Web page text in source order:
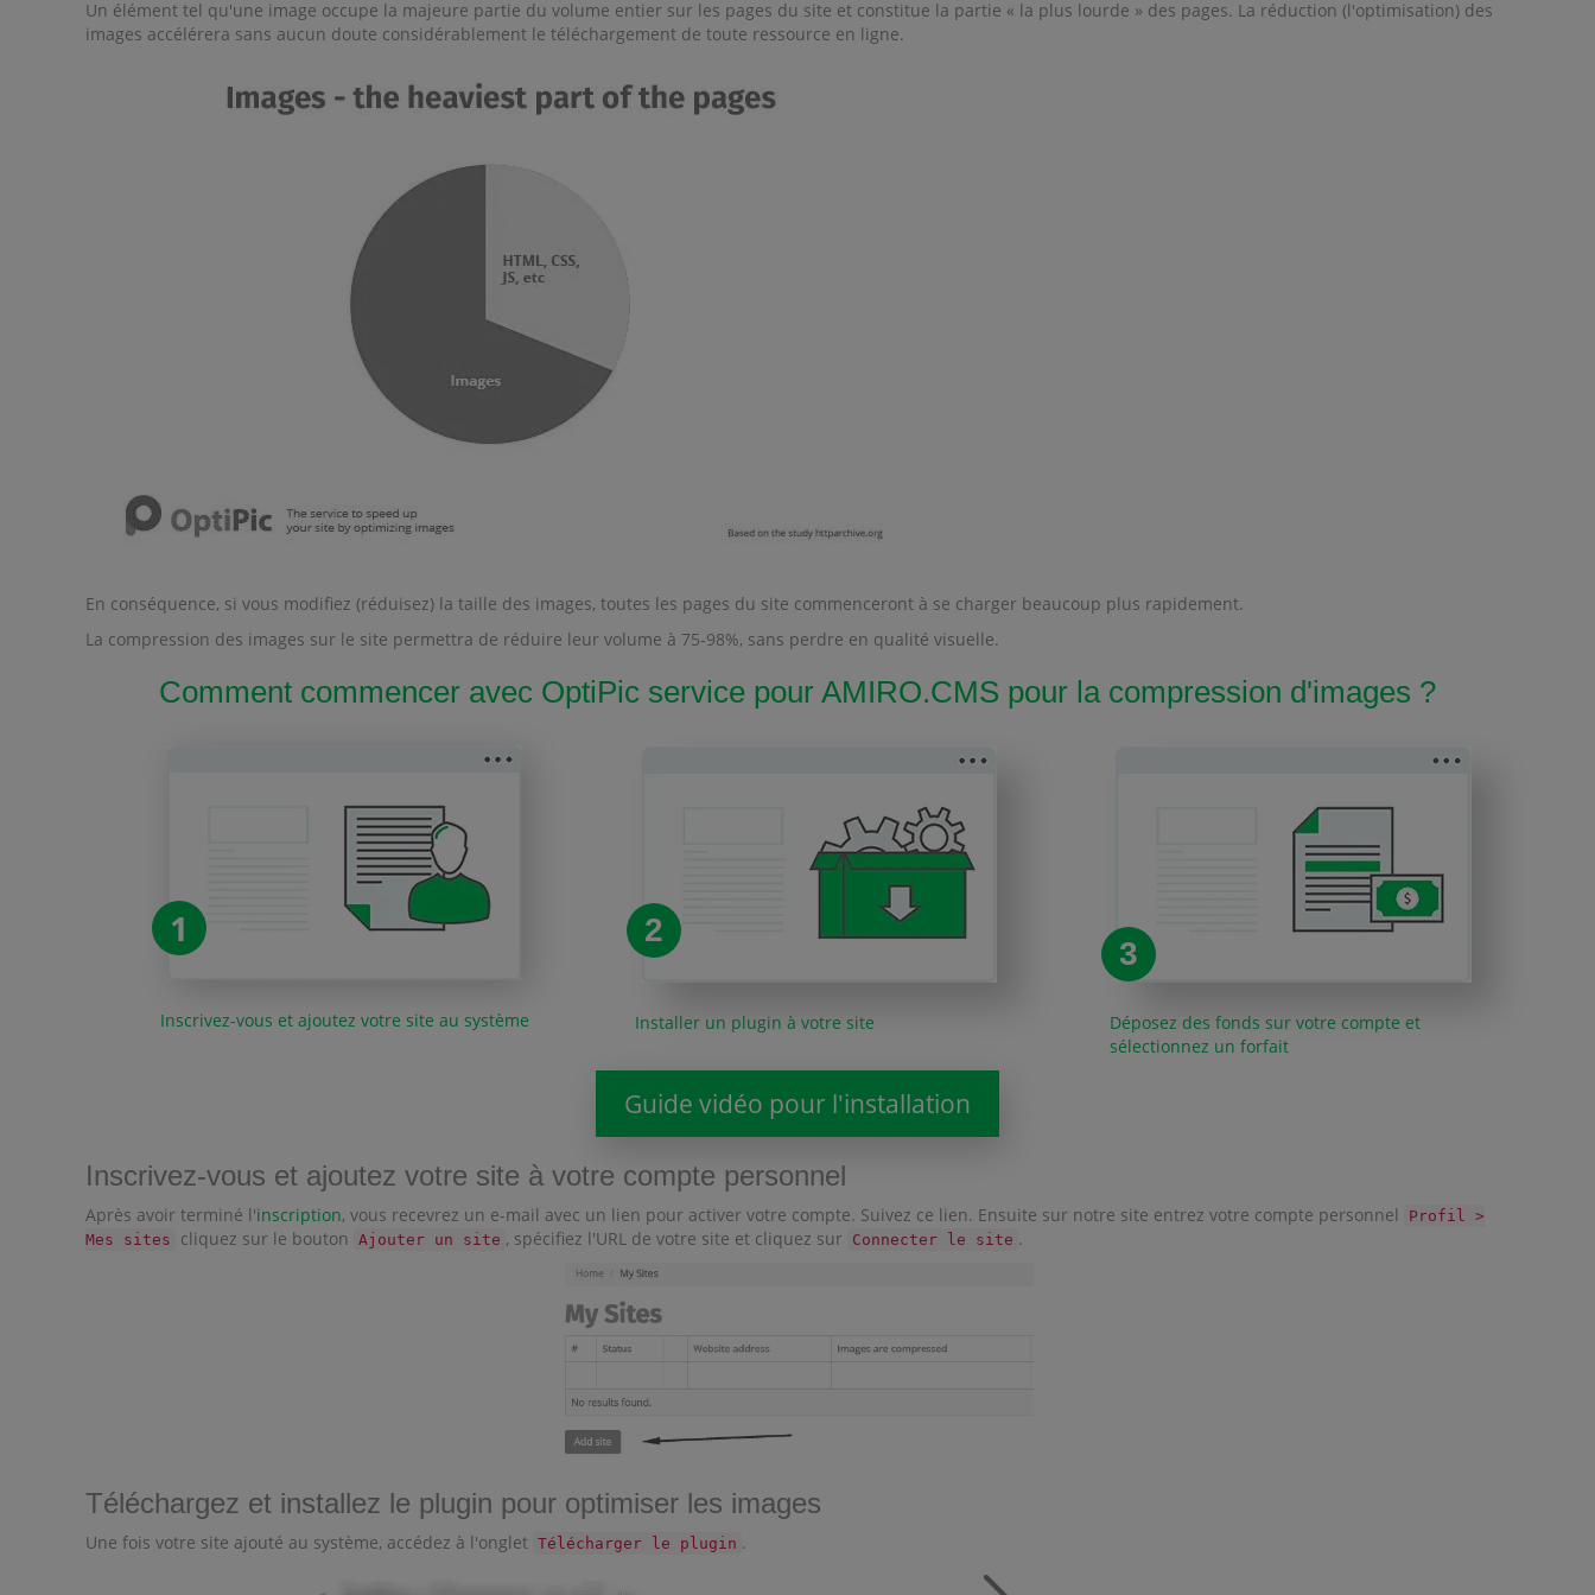
Un élément tel qu'une image occupe la majeure partie du volume entier sur les pages du site et constitue la partie « la plus lourde » des pages. La réduction (l'optimisation) des
images accélérera sans aucun doute considérablement le téléchargement de toute ressource en ligne.
En conséquence, si vous modifiez (réduisez) la taille des images, toutes les pages du site commenceront à se charger beaucoup plus rapidement.
La compression des images sur le site permettra de réduire leur volume à 75-98%, sans perdre en qualité visuelle.
Comment commencer avec OptiPic service pour AMIRO.CMS pour la compression d'images ?
1
Inscrivez-vous et ajoutez votre site au système
2
Installer un plugin à votre site
3
Déposez des fonds sur votre compte et
sélectionnez un forfait
Guide vidéo pour l'installation
Inscrivez-vous et ajoutez votre site à votre compte personnel
Après avoir terminé l'inscription, vous recevrez un e-mail avec un lien pour activer votre compte. Suivez ce lien. Ensuite sur notre site entrez votre compte personnel
Profil >
Mes sites
cliquez sur le bouton Ajouter un site , spécifiez l'URL de votre site et cliquez sur Connecter le site .
Téléchargez et installez le plugin pour optimiser les images
Une fois votre site ajouté au système, accédez à l'onglet Télécharger le plugin .